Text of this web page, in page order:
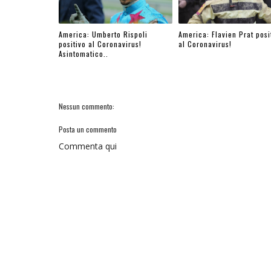
America: Umberto Rispoli
positivo al Coronavirus!
Asintomatico..
America: Flavien Prat
al Coronavirus!
Nessun commento:
Posta un commento
Commenta qui